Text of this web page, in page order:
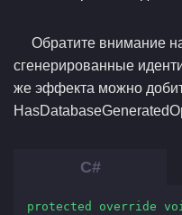
Обратите внимание
сгенерированные
же эффекта можно
protected override